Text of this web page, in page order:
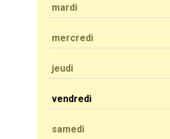
mardi
mercredi
jeudi
vendredi
samedi